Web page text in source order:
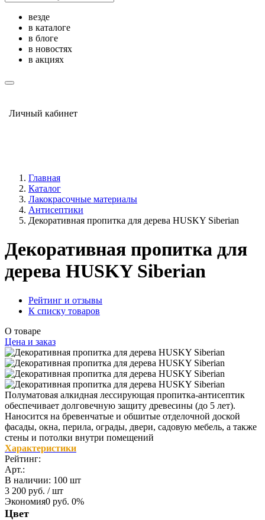
везде
в каталоге
в блоге
в новостях
в акциях
Личный кабинет
Главная
Каталог
Лакокрасочные материалы
Антисептики
Декоративная пропитка для дерева HUSKY Siberian
Декоративная пропитка для
дерева HUSKY Siberian
Рейтинг и отзывы
К списку товаров
О товаре
Цена и заказ
Полуматовая алкидная лессирующая пропитка-антисептик
обеспечивает долговечную защиту древесины (до 5 лет).
Наносится на бревенчатые и обшитые отделочной доской
фасады, окна, перила, ограды, двери, садовую мебель, а также
стены и потолки внутри помещений
Характеристики
Рейтинг:
Арт.:
В наличии: 100 шт
3 200 руб. / шт
Экономия0 руб. 0%
Цвет